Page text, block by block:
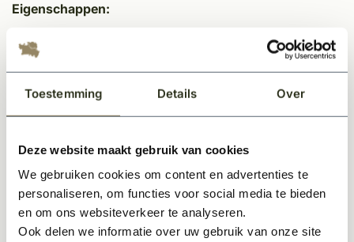
Toestemming Details Over
Deze website maakt gebruik van cookies
We gebruiken cookies om content en advertenties te
personaliseren, om functies voor social media te bieden
en om ons websiteverkeer te analyseren.
Ook delen we informatie over uw gebruik van onze site
Eigenschappen:
Finish: Dark blend
Kleur: Donkerbruin
Lengte: 134 mm
Diepte: 60 mm
Specificaties